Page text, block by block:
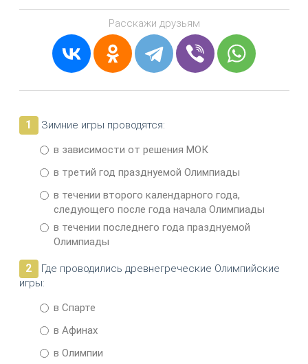
Расскажи друзьям
1
Зимние игры проводятся:
в зависимости от решения МОК
в третий год празднуемой Олимпиады
в течении второго календарного года,
следующего после года начала Олимпиады
в течении последнего года празднуемой
Олимпиады
2
Где проводились древнегреческие Олимпийские
игры:
в Спарте
в Афинах
в Олимпии